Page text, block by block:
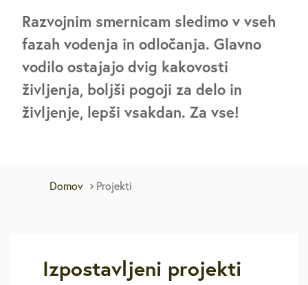
Razvojnim smernicam sledimo v vseh
fazah vodenja in odločanja. Glavno
vodilo ostajajo dvig kakovosti
življenja, boljši pogoji za delo in
življenje, lepši vsakdan. Za vse!
Domov Projekti
Izpostavljeni projekti